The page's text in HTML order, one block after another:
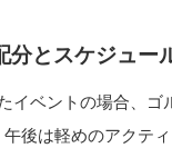
分とスケジュー
イベントの場合、
午後は軽めのアクテ